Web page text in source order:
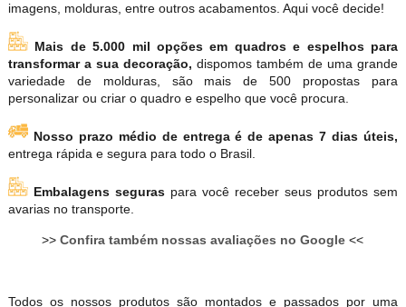
imagens, molduras, entre outros acabamentos. Aqui você decide!
Mais de 5.000 mil opções em quadros e espelhos para
transformar a sua decoração, dispomos também de uma grande
variedade de molduras, são mais de 500 propostas para
personalizar ou criar o quadro e espelho que você procura.
Nosso prazo médio de entrega é de apenas 7 dias úteis,
entrega rápida e segura para todo o Brasil.
Embalagens seguras para você receber seus produtos sem
avarias no transporte.
>>Confira também nossas avaliações no Google <<
Todos os nossos produtos são montados e passados por uma